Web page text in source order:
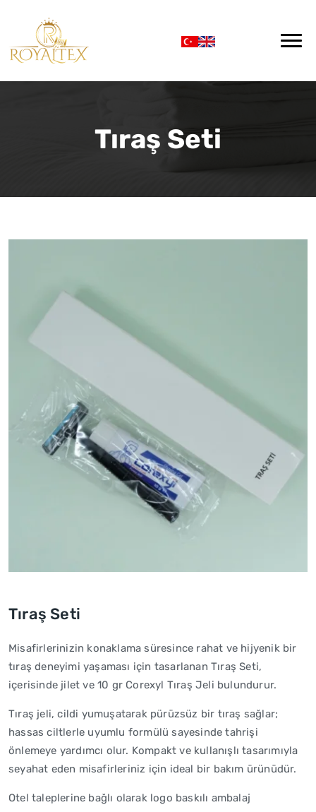
Tıraş Seti
Tıraş Seti
Misafirlerinizin konaklama süresince rahat ve hijyenik bir
tıraş deneyimi yaşaması için tasarlanan Tıraş Seti,
içerisinde jilet ve 10 gr Corexyl Tıraş Jeli bulundurur.
Tıraş jeli, cildi yumuşatarak pürüzsüz bir tıraş sağlar;
hassas ciltlerle uyumlu formülü sayesinde tahrişi
önlemeye yardımcı olur. Kompakt ve kullanışlı tasarımıyla
seyahat eden misafirleriniz için ideal bir bakım ürünüdür.
Otel taleplerine bağlı olarak logo baskılı ambalaj